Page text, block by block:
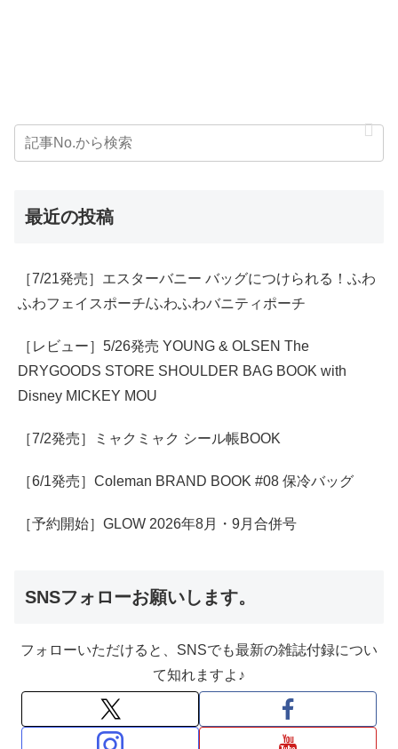
最近の投稿
［7/21発売］エスターバニー バッグにつけられる！ふわ
ふわフェイスポーチ/ふわふわバニティポーチ
［レビュー］5/26発売 YOUNG & OLSEN The
DRYGOODS STORE SHOULDER BAG BOOK with
Disney MICKEY MOU
［7/2発売］ミャクミャク シール帳BOOK
［6/1発売］Coleman BRAND BOOK #08 保冷バッグ
［予約開始］GLOW 2026年8月・9月合併号
SNSフォローお願いします。
フォローいただけると、SNSでも最新の雑誌付録につい
て知れますよ♪